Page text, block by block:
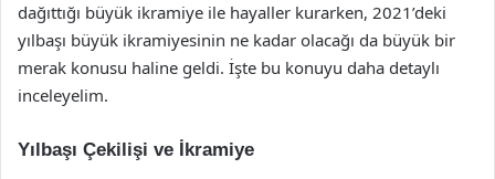
dağıttığı büyük ikramiye ile hayaller kurarken, 2021’deki
yılbaşı büyük ikramiyesinin ne kadar olacağı da büyük bir
merak konusu haline geldi. İşte bu konuyu daha detaylı
inceleyelim.
Yılbaşı Çekilişi ve İkramiye